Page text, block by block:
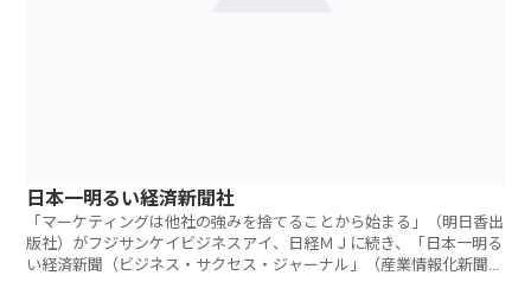
日本一明るい経済新聞社
「マーケティングは他社の強みを捨てることから始まる」（明日香出
版社）がフジサンケイビジネスアイ、日経ＭＪに続き、「日本一明る
い経済新聞（ビジネス・サクセス・ジャーナル」（産業情報化新聞